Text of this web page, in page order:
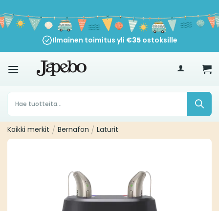
sisältöön
Ilmainen toimitus yli €35ostoksille
Products
search
Kaikki merkit / Bernafon / Laturit